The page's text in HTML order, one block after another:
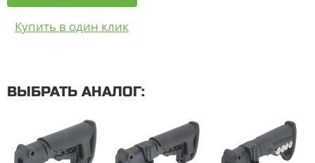
Купить в один клик
ВЫБРАТЬ АНАЛОГ